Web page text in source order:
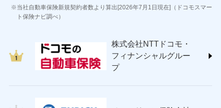
ソニー損害保険株式会社
(https://www.sonysonpo.co.jp/)
ＳＯＭＰＯダイレクト損害保険株式会社
(https://www.sompo-direct.co.jp/)
チューリッヒ保険会社 (https://www.zurich.co.jp/)
当社自動車保険新規契約者数より算出[2026年7月1日現在]（ドコモスマー
ト保険ナビ調べ）
株式会社NTTドコモ・
フィナンシャルグルー
プ